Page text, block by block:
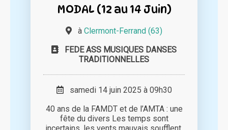
MODAL (12 au 14 Juin)
à Clermont-Ferrand (63)
FEDE ASS MUSIQUES DANSES
TRADITIONNELLES
samedi 14 juin 2025 à 09h30
40 ans de la FAMDT et de l’AMTA : une
fête du divers Les temps sont